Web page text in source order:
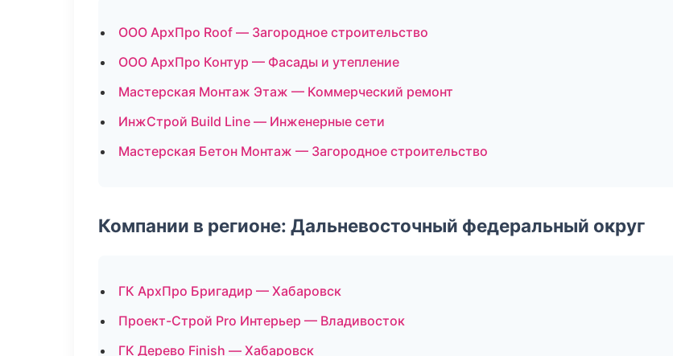
ООО АрхПро Roof — Загородное строительство
ООО АрхПро Контур — Фасады и утепление
Мастерская Монтаж Этаж — Коммерческий ремонт
ИнжСтрой Build Line — Инженерные сети
Мастерская Бетон Монтаж — Загородное строительство
Компании в регионе: Дальневосточный федеральный округ
ГК АрхПро Бригадир — Хабаровск
Проект-Строй Pro Интерьер — Владивосток
ГК Дерево Finish — Хабаровск